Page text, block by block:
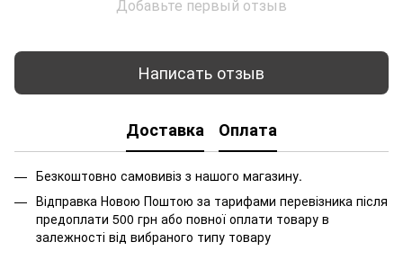
Добавьте первый отзыв
Написать отзыв
Доставка Оплата
Безкоштовно самовивіз з нашого магазину.
Відправка Новою Поштою за тарифами перевізника після
предоплати 500 грн або повної оплати товару в
залежності від вибраного типу товару